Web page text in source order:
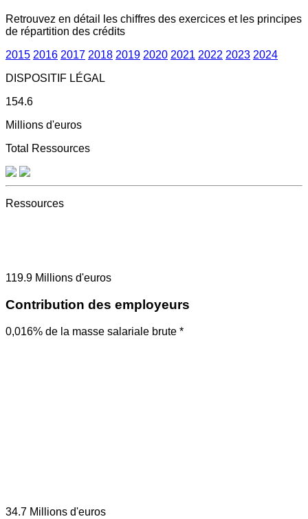
Retrouvez en détail les chiffres des exercices et les principes
de répartition des crédits
2015 2016 2017 2018 2019 2020 2021 2022 2023 2024
DISPOSITIF LÉGAL
154.6
Millions d'euros
Total Ressources
Ressources
119.9 Millions d'euros
Contribution des employeurs
0,016% de la masse salariale brute *
34.7 Millions d'euros